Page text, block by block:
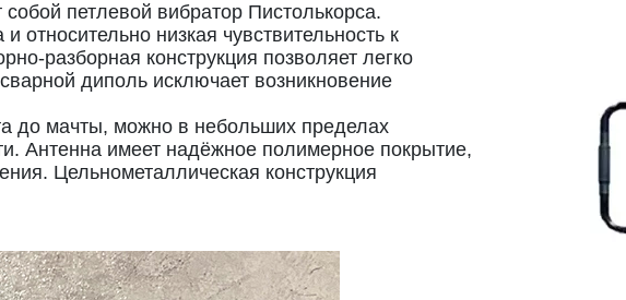
петлевой вибратор Пистолькорса.
низкая чувствительность к
разборная конструкция позволяет легко
диполь исключает возникновение
до мачты, можно в небольших пределах
Антенна имеет надёжное полимерное покрытие,
Цельнометаллическая конструкция